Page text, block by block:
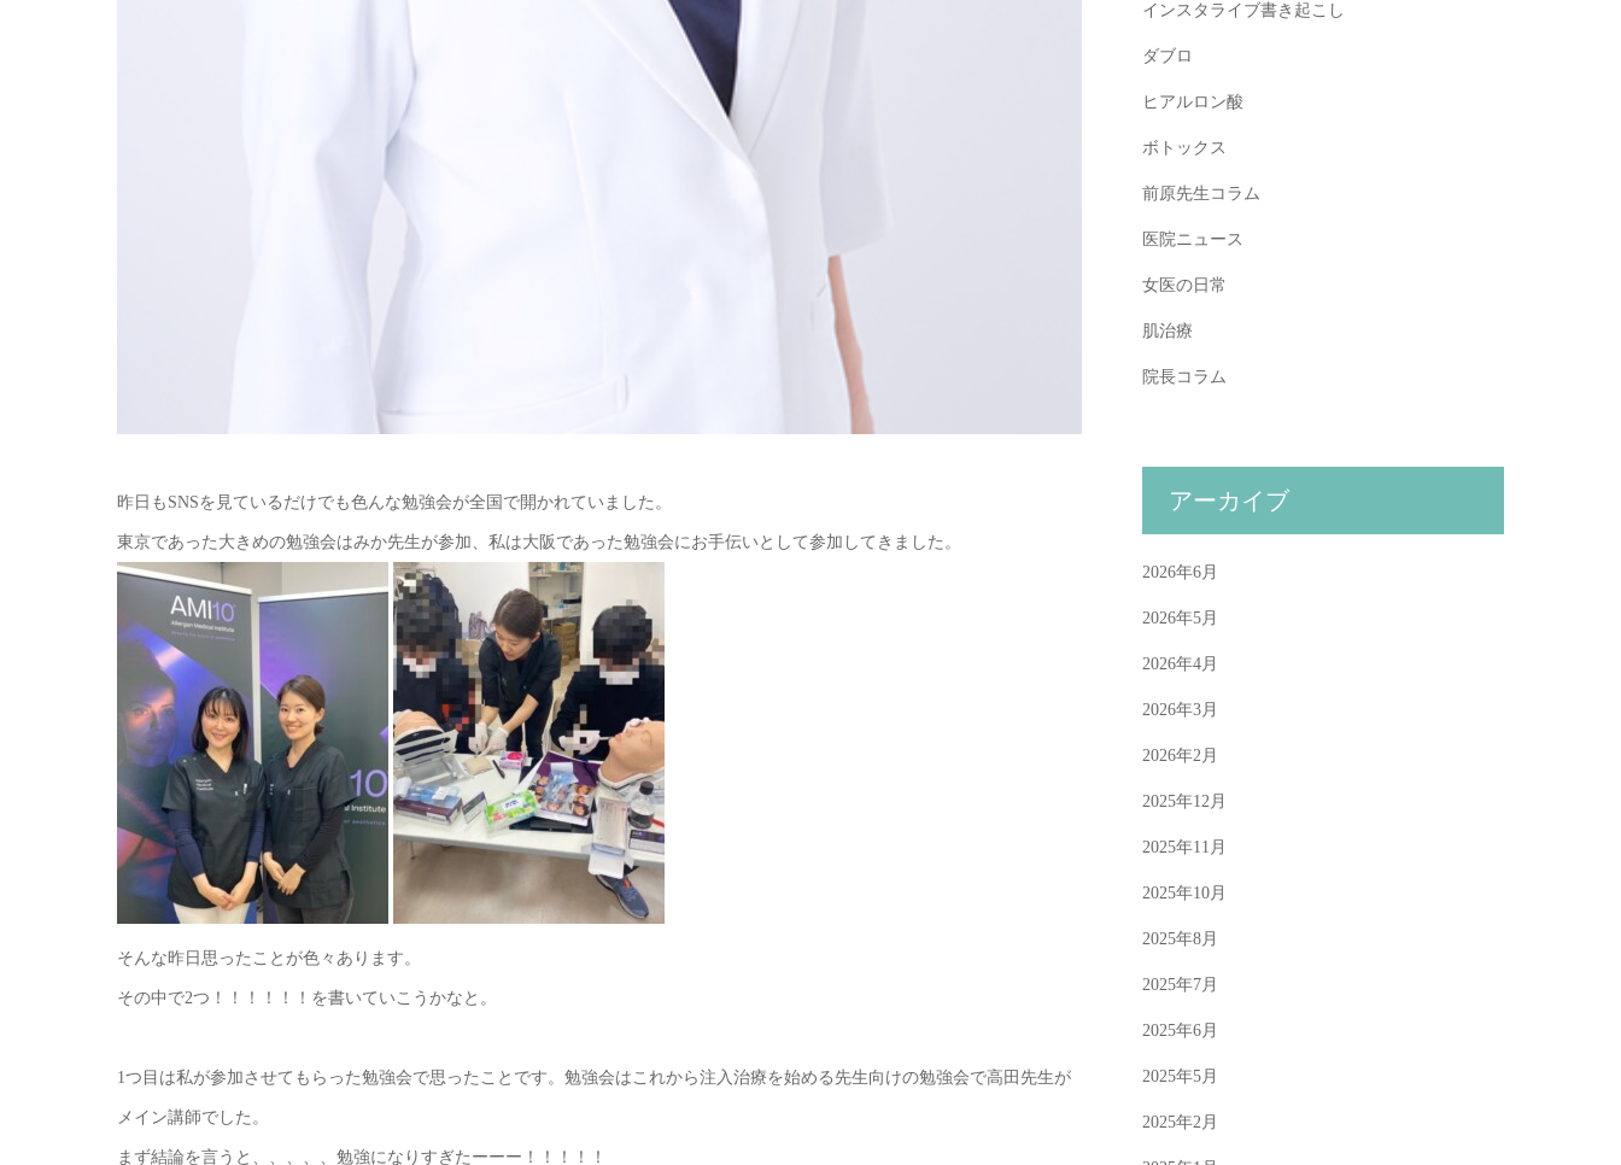
⁡昨日もSNSを見ているだけでも色んな勉強会が全国で開かれていました。
東京であった大きめの勉強会はみか先生が参加、私は大阪であった勉強会にお手伝いとして参加してきました。
そんな昨日思ったことが色々あります。
その中で2つ！！！！！！を書いていこうかなと。
1つ目は私が参加させてもらった勉強会で思ったことです。勉強会はこれから注入治療を始める先生向けの勉強会で高田先生が
メイン講師でした。
まず結論を言うと、、、、、勉強になりすぎたーーー！！！！！
インスタライブ書き起こし
ダブロ
ヒアルロン酸
ボトックス
前原先生コラム
医院ニュース
女医の日常
肌治療
院長コラム
アーカイブ
2026年6月
2026年5月
2026年4月
2026年3月
2026年2月
2025年12月
2025年11月
2025年10月
2025年8月
2025年7月
2025年6月
2025年5月
2025年2月